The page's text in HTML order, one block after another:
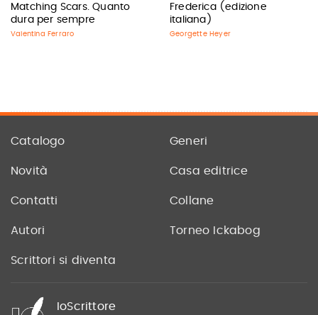
Matching Scars. Quanto
dura per sempre
Valentina Ferraro
Frederica (edizione
italiana)
Georgette Heyer
Catalogo Generi
Novità Casa editrice
Contatti Collane
Autori Torneo Ickabog
Scrittori si diventa
IoScrittore